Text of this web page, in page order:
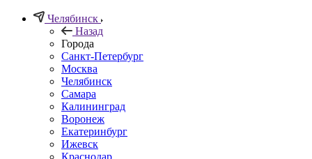
Челябинск
Назад
Города
Санкт-Петербург
Москва
Челябинск
Самара
Калининград
Воронеж
Екатеринбург
Ижевск
Краснодар